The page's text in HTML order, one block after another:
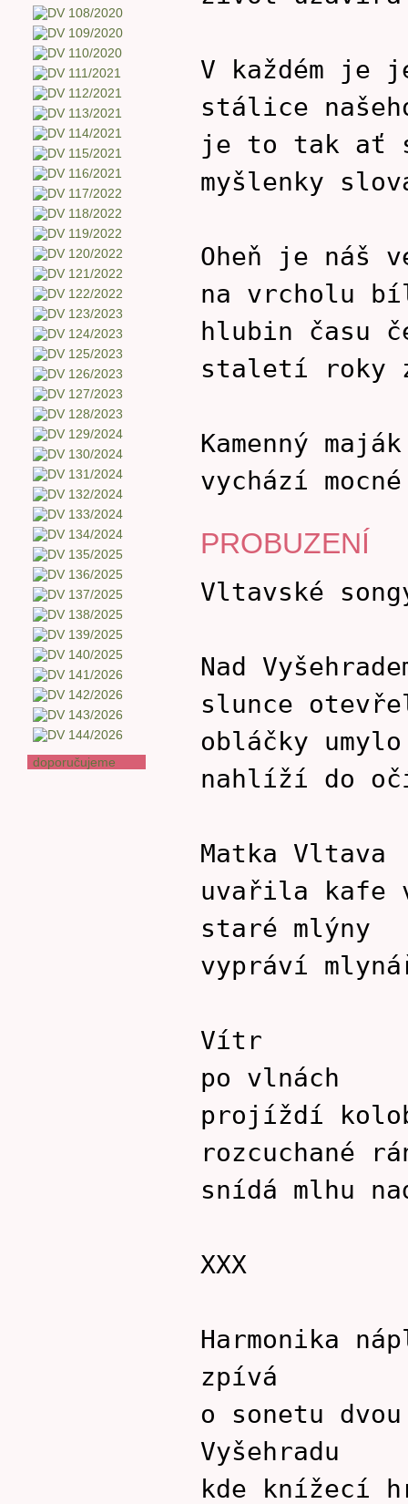
doporučujeme
V každém je
stálice
je to tak ať
myšlenky
Oheň je náš
na vrcholu
hlubin času
staletí roky
Kamenný
vychází
PROBUZENÍ
Vltavské
Nad
slunce
obláčky
nahlíží do
Matka Vltava
uvařila kafe
staré mlýny
vypráví
Vítr
po vlnách
projíždí
rozcuchané
snídá mlhu
XXX
Harmonika
zpívá
o sonetu dvou
Vyšehradu
kde knížecí